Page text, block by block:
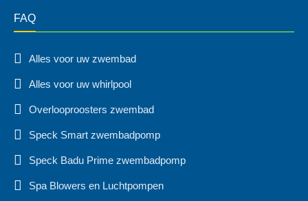
FAQ
Alles voor uw zwembad
Alles voor uw whirlpool
Overlooproosters zwembad
Speck Smart zwembadpomp
Speck Badu Prime zwembadpomp
Spa Blowers en Luchtpompen